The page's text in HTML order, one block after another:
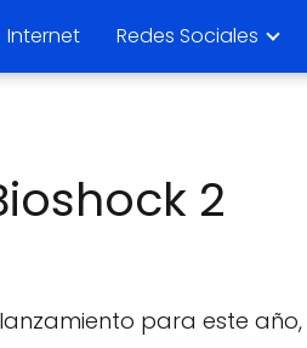
Internet Redes Sociales
2
para este año,